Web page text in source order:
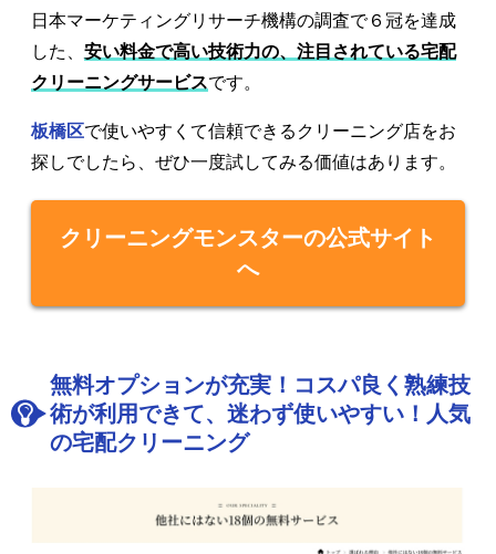
日本マーケティングリサーチ機構の調査で６冠を達成
した、 安い料金で高い技術力の、注目されている宅配
クリーニングサービスです。
板橋区で使いやすくて信頼できるクリーニング店をお
探しでしたら、ぜひ一度試してみる価値はあります。
クリーニングモンスターの公式サイト
へ
無料オプションが充実！コスパ良く熟練技
術が利用できて、迷わず使いやすい！人気
の宅配クリーニング